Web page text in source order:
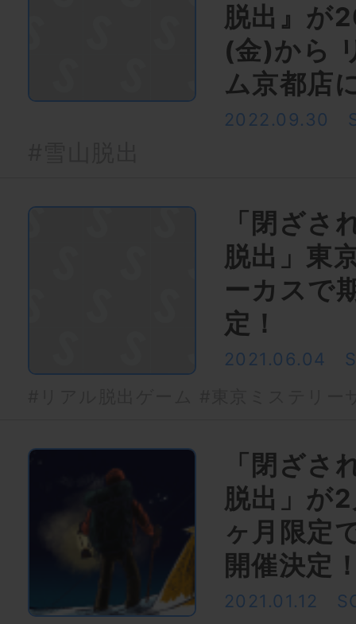
脱出』が
(金)から
ム京都店
2022.09.30
「閉ざさ
脱出」東
ーカスで
定！
2021.06.04
「閉ざさ
脱出」が
ヶ月限定
開催決定
2021.01.12